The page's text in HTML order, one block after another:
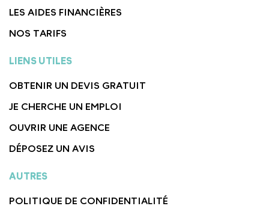
LES AIDES FINANCIÈRES
NOS TARIFS
LIENS UTILES
OBTENIR UN DEVIS GRATUIT
JE CHERCHE UN EMPLOI
OUVRIR UNE AGENCE
DÉPOSEZ UN AVIS
AUTRES
POLITIQUE DE CONFIDENTIALITÉ